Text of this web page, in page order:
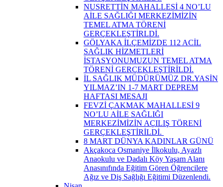
NUSRETTİN MAHALLESİ 4 NO’LU
AİLE SAĞLIĞI MERKEZİMİZİN
TEMEL ATMA TÖRENİ
GERÇEKLEŞTİRLDİ.
GÖLYAKA İLÇEMİZDE 112 ACİL
SAĞLIK HİZMETLERİ
İSTASYONUMUZUN TEMEL ATMA
TÖRENİ GERÇEKLEŞTİRİLDİ.
İL SAĞLIK MÜDÜRÜMÜZ DR.YASİN
YILMAZ’IN 1-7 MART DEPREM
HAFTASI MESAJI
FEVZİ ÇAKMAK MAHALLESİ 9
NO’LU AİLE SAĞLIĞI
MERKEZİMİZİN AÇILIŞ TÖRENİ
GERÇEKLEŞTİRİLDİ. ​
8 MART DÜNYA KADINLAR GÜNÜ
Akçakoca Osmaniye İlkokulu, Ayazlı
Anaokulu ve Dadalı Köy Yaşam Alanı
Anasınıfında Eğitim Gören Öğrencilere
Ağız ve Diş Sağlığı Eğitimi Düzenlendi.